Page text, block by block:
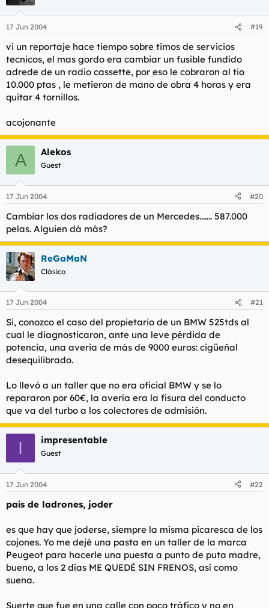
17 Jun 2004 #19
vi un reportaje hace tiempo sobre timos de servicios
tecnicos, el mas gordo era cambiar un fusible fundido
adrede de un radio cassette, por eso le cobraron al tio
10.000 ptas , le metieron de mano de obra 4 horas y era
quitar 4 tornillos.
acojonante
A Alekos
Guest
17 Jun 2004 #20
Cambiar los dos radiadores de un Mercedes....... 587.000
pelas. Alguien dá más?
ReGaMaN
Clásico
17 Jun 2004 #21
Si, conozco el caso del propietario de un BMW 525tds al
cual le diagnosticaron, ante una leve pérdida de
potencia, una averia de más de 9000 euros: cigüeñal
desequilibrado.
Lo llevó a un taller que no era oficial BMW y se lo
repararon por 60€, la avería era la fisura del conducto
que va del turbo a los colectores de admisión.
I impresentable
Guest
17 Jun 2004 #22
país de ladrones, joder
es que hay que joderse, siempre la misma picaresca de los
cojones. Yo me dejé una pasta en un taller de la marca
Peugeot para hacerle una puesta a punto de puta madre,
bueno, a los 2 días ME QUEDÉ SIN FRENOS, así como
suena.
Suerte que fue en una calle con poco tráfico y no en